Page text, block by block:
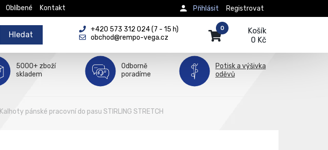
Oblíbené Kontakt Registrovat
Přihlásit
Hledat
+420 573 312 024 (7 - 15 h)
obchod@rempo-vega.cz
Košík
0 Kč
0
5000+ zboží
skladem
Odborně
poradíme
Potisk a výšivka
oděvů
Kalhoty pánské pracovní do pasu STIRLING STRETCH